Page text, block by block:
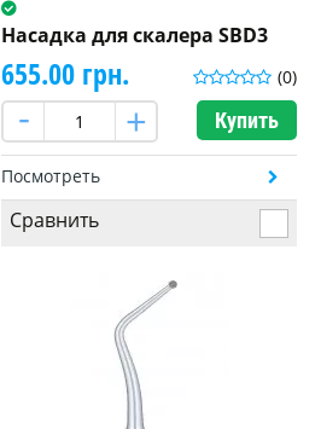
Насадка для скалера SBD3
(0)
655.00 грн.
Купить
Посмотреть
Сравнить